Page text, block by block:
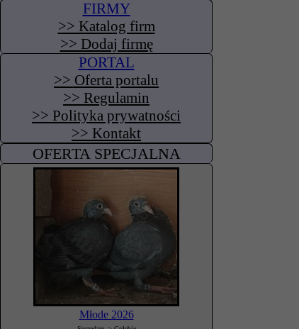
FIRMY
>> Katalog firm
>> Dodaj firmę
PORTAL
>> Oferta portalu
>> Regulamin
>> Polityka prywatności
>> Kontakt
OFERTA SPECJALNA
Młode 2026